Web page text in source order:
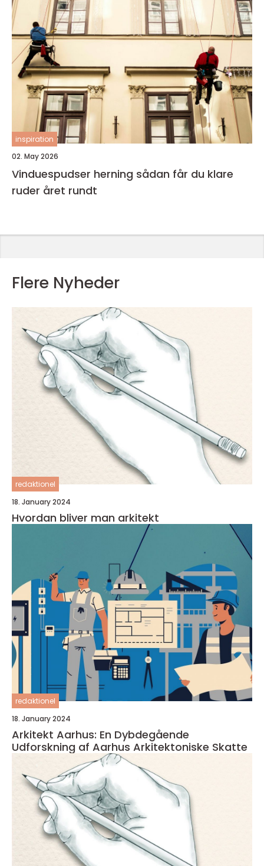
inspiration
02. May 2026
Vinduespudser herning sådan får du klare
ruder året rundt
Flere Nyheder
redaktionel
18. January 2024
Hvordan bliver man arkitekt
redaktionel
18. January 2024
Arkitekt Aarhus: En Dybdegående
Udforskning af Aarhus Arkitektoniske Skatte